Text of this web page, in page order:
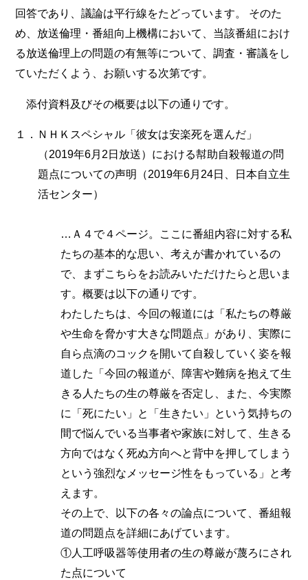
回答であり、議論は平行線をたどっています。 そのた
め、放送倫理・番組向上機構において、当該番組におけ
る放送倫理上の問題の有無等について、調査・審議をし
ていただくよう、お願いする次第です。
添付資料及びその概要は以下の通りです。
１．ＮＨＫスペシャル「彼女は安楽死を選んだ」
（2019年6月2日放送）における幇助自殺報道の問
題点についての声明（2019年6月24日、日本自立生
活センター）
…Ａ４で４ページ。ここに番組内容に対する私
たちの基本的な思い、考えが書かれているの
で、まずこちらをお読みいただけたらと思いま
す。概要は以下の通りです。
わたしたちは、今回の報道には「私たちの尊厳
や生命を脅かす大きな問題点」があり、実際に
自ら点滴のコックを開いて自殺していく姿を報
道した「今回の報道が、障害や難病を抱えて生
きる人たちの生の尊厳を否定し、また、今実際
に「死にたい」と「生きたい」という気持ちの
間で悩んでいる当事者や家族に対して、生きる
方向ではなく死ぬ方向へと背中を押してしまう
という強烈なメッセージ性をもっている」と考
えます。
その上で、以下の各々の論点について、番組報
道の問題点を詳細にあげています。
①人工呼吸器等使用者の生の尊厳が蔑ろにされ
た点について